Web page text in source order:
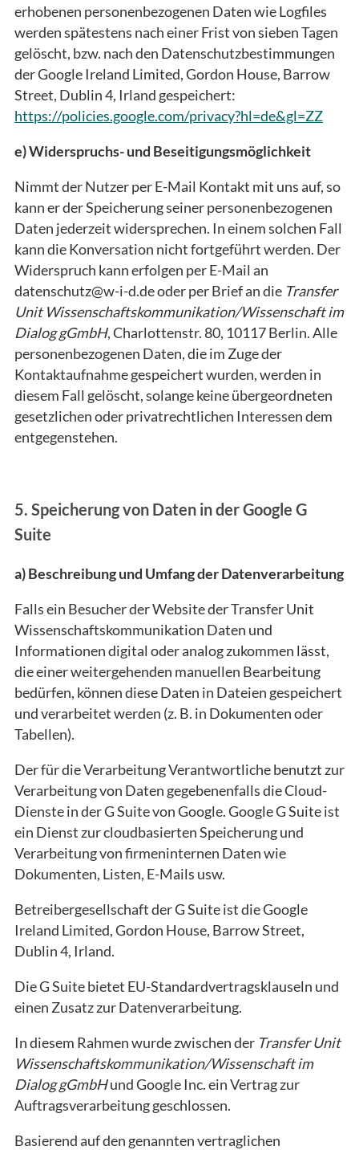
erhobenen personenbezogenen Daten wie Logfiles
werden spätestens nach einer Frist von sieben Tagen
gelöscht, bzw. nach den Datenschutzbestimmungen
der Google Ireland Limited, Gordon House, Barrow
Street, Dublin 4, Irland gespeichert:
https://policies.google.com/privacy?hl=de&gl=ZZ
e) Widerspruchs- und Beseitigungsmöglichkeit
Nimmt der Nutzer per E-Mail Kontakt mit uns auf, so
kann er der Speicherung seiner personenbezogenen
Daten jederzeit widersprechen. In einem solchen Fall
kann die Konversation nicht fortgeführt werden. Der
Widerspruch kann erfolgen per E-Mail an
datenschutz@w-i-d.de oder per Brief an die Transfer
Unit Wissenschaftskommunikation/Wissenschaft im
Dialog gGmbH, Charlottenstr. 80, 10117 Berlin. Alle
personenbezogenen Daten, die im Zuge der
Kontaktaufnahme gespeichert wurden, werden in
diesem Fall gelöscht, solange keine übergeordneten
gesetzlichen oder privatrechtlichen Interessen dem
entgegenstehen.
5. Speicherung von Daten in der Google G
Suite
a) Beschreibung und Umfang der Datenverarbeitung
Falls ein Besucher der Website der Transfer Unit
Wissenschaftskommunikation Daten und
Informationen digital oder analog zukommen lässt,
die einer weitergehenden manuellen Bearbeitung
bedürfen, können diese Daten in Dateien gespeichert
und verarbeitet werden (z. B. in Dokumenten oder
Tabellen).
Der für die Verarbeitung Verantwortliche benutzt zur
Verarbeitung von Daten gegebenenfalls die Cloud-
Dienste in der G Suite von Google. Google G Suite ist
ein Dienst zur cloudbasierten Speicherung und
Verarbeitung von firmeninternen Daten wie
Dokumenten, Listen, E-Mails usw.
Betreibergesellschaft der G Suite ist die Google
Ireland Limited, Gordon House, Barrow Street,
Dublin 4, Irland.
Die G Suite bietet EU-Standardvertragsklauseln und
einen Zusatz zur Datenverarbeitung.
In diesem Rahmen wurde zwischen der Transfer Unit
Wissenschaftskommunikation/Wissenschaft im
Dialog gGmbHund Google Inc. ein Vertrag zur
Auftragsverarbeitung geschlossen.
Basierend auf den genannten vertraglichen